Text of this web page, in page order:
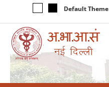
Default Theme